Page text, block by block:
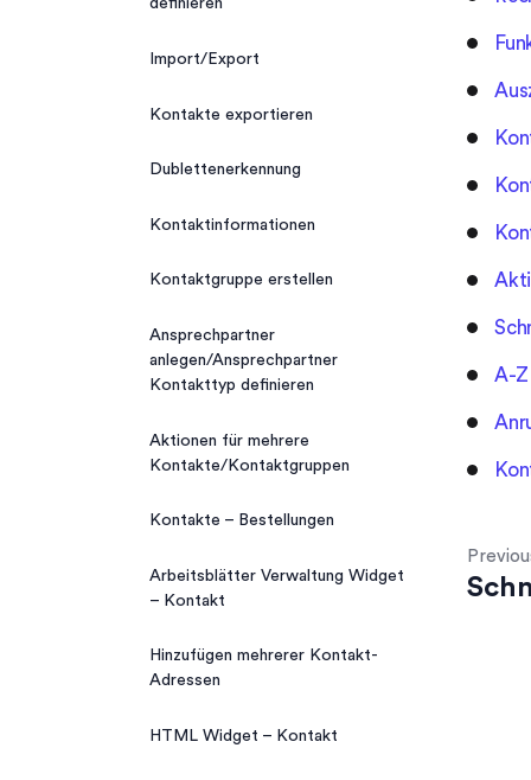
definieren
Import/Export
Kontakte exportieren
Dublettenerkennung
Kontaktinformationen
Kontaktgruppe erstellen
Ansprechpartner
anlegen/Ansprechpartner
Kontakttyp definieren
Aktionen für mehrere
Kontakte/Kontaktgruppen
Kontakte – Bestellungen
Arbeitsblätter Verwaltung Widget
– Kontakt
Hinzufügen mehrerer Kontakt-
Adressen
HTML Widget – Kontakt
A-Z